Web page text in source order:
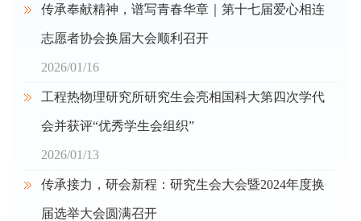
传承奉献精神，谱写青春华章｜第十七届爱心相连
志愿者协会换届大会顺利召开
2026/01/16
工程热物理研究所研究生会亮相国科大第四次学代
会并获评“优秀学生会组织”
2026/01/13
传承接力，研会新程：研究生会大会暨2024年度换
届选举大会圆满召开